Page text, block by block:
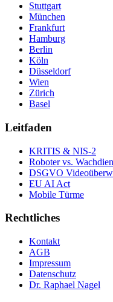
Stuttgart
München
Frankfurt
Hamburg
Berlin
Köln
Düsseldorf
Wien
Zürich
Basel
Leitfaden
KRITIS & NIS-2
Roboter vs.
DSGVO
EU AI Act
Mobile Türme
Rechtliches
Kontakt
AGB
Impressum
Datenschutz
Dr. Raphael Nagel